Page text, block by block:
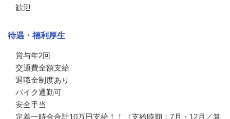
歓迎
待遇・福利厚生
賞与年2回
交通費全額支給
退職金制度あり
バイク通勤可
安全手当
定着一時金合計10万円支給！！（支給時期：7月・12月／算